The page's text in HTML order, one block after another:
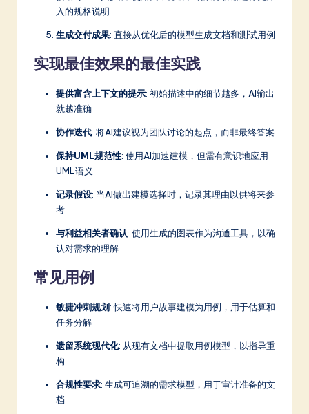
入的规格说明
生成交付成果: 直接从优化后的模型生成文档和测试用例
实现最佳效果的最佳实践
提供富含上下文的提示: 初始描述中的细节越多，AI输出
就越准确
协作迭代: 将AI建议视为团队讨论的起点，而非最终答案
保持UML规范性: 使用AI加速建模，但需有意识地应用
UML语义
记录假设: 当AI做出建模选择时，记录其理由以供将来参
考
与利益相关者确认: 使用生成的图表作为沟通工具，以确
认对需求的理解
常见用例
敏捷冲刺规划: 快速将用户故事建模为用例，用于估算和
任务分解
遗留系统现代化: 从现有文档中提取用例模型，以指导重
构
合规性要求: 生成可追溯的需求模型，用于审计准备的文
档